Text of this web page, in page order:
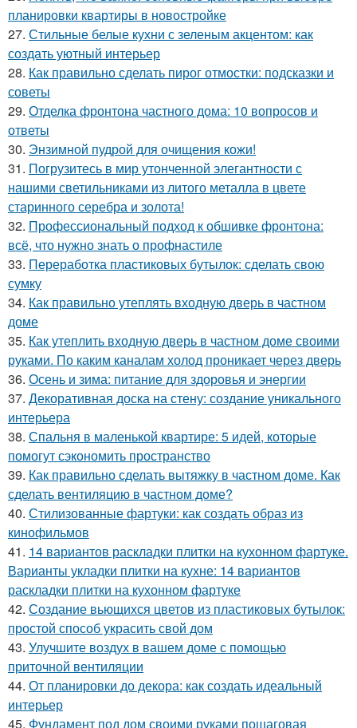
планировки квартиры в новостройке
27. Стильные белые кухни с зеленым акцентом: как
создать уютный интерьер
28. Как правильно сделать пирог отмостки: подсказки и
советы
29. Отделка фронтона частного дома: 10 вопросов и
ответы
30. Энзимной пудрой для очищения кожи!
31. Погрузитесь в мир утонченной элегантности с
нашими светильниками из литого металла в цвете
старинного серебра и золота!
32. Профессиональный подход к обшивке фронтона:
всё, что нужно знать о профнастиле
33. Переработка пластиковых бутылок: сделать свою
сумку
34. Как правильно утеплять входную дверь в частном
доме
35. Как утеплить входную дверь в частном доме своими
руками. По каким каналам холод проникает через дверь
36. Осень и зима: питание для здоровья и энергии
37. Декоративная доска на стену: создание уникального
интерьера
38. Спальня в маленькой квартире: 5 идей, которые
помогут сэкономить пространство
39. Как правильно сделать вытяжку в частном доме. Как
сделать вентиляцию в частном доме?
40. Стилизованные фартуки: как создать образ из
кинофильмов
41. 14 вариантов раскладки плитки на кухонном фартуке.
Варианты укладки плитки на кухне: 14 вариантов
раскладки плитки на кухонном фартуке
42. Создание вьющихся цветов из пластиковых бутылок:
простой способ украсить свой дом
43. Улучшите воздух в вашем доме с помощью
приточной вентиляции
44. От планировки до декора: как создать идеальный
интерьер
45. Фундамент под дом своими руками пошаговая